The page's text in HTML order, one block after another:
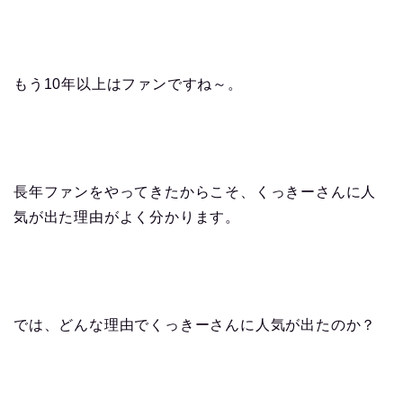
もう10年以上はファンですね～。
長年ファンをやってきたからこそ、くっきーさんに人
気が出た理由がよく分かります。
では、どんな理由でくっきーさんに人気が出たのか？